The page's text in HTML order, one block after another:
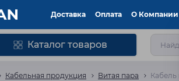
Доставка Оплата О Компании
Каталог товаров
Кабельная продукция Витая пара Кабель